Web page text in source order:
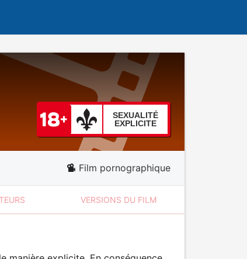
SEXUALITÉ
EXPLICITE
Film pornographique
VERSIONS DU FILM